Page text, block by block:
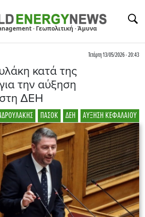
· Γεωπολιτική · Άμυνα
Τετάρτη 13/05/2026 - 20:43
κατά της
την αύξηση
ΔΕΗ
ΑΥΞΗΣΗ ΚΕΦΑΛΑΙΟΥ
ΔΕΗ
ΠΑΣΟΚ